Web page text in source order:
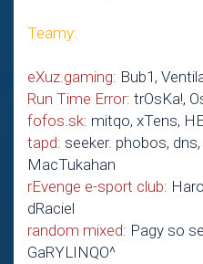
Teamy:
eXuz.gaming: Bub1,
Run Time Error: trOsKa!,
fofos.sk: mitqo, xTens,
tapd: seeker. phobos, dns,
MacTukahan
rEvenge e-sport club:
dRaciel
random mixed: Pagy so
GaRYLINQO^